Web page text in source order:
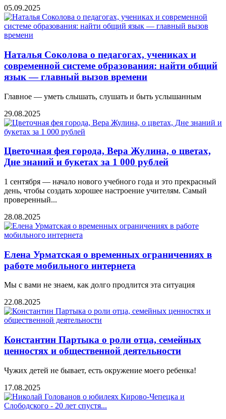
05.09.2025
Наталья Соколова о педагогах, учениках и
современной системе образования: найти общий
язык — главный вызов времени
Главное — уметь слышать, слушать и быть услышанным
29.08.2025
Цветочная фея города, Вера Жулина, о цветах,
Дне знаний и букетах за 1 000 рублей
1 сентября — начало нового учебного года и это прекрасный
день, чтобы создать хорошее настроение учителям. Самый
проверенный...
28.08.2025
Елена Урматская о временных ограничениях в
работе мобильного интернета
Мы с вами не знаем, как долго продлится эта ситуация
22.08.2025
Константин Партыка о роли отца, семейных
ценностях и общественной деятельности
Чужих детей не бывает, есть окружение моего ребенка!
17.08.2025